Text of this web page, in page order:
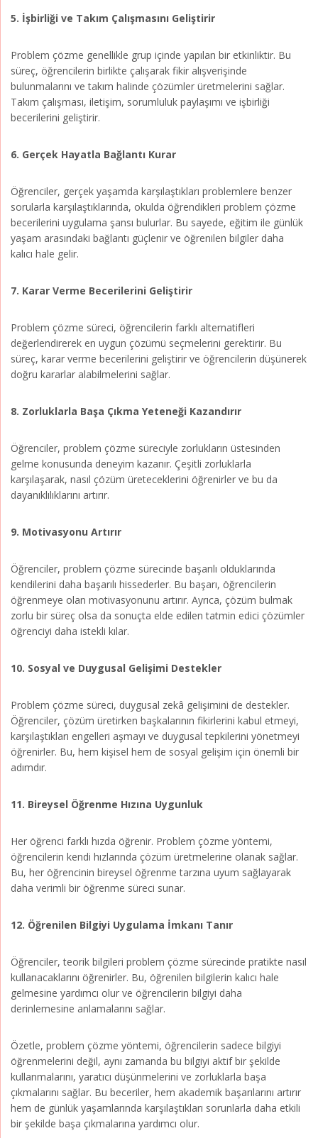
5. İşbirliği ve Takım Çalışmasını Geliştirir
Problem çözme genellikle grup içinde yapılan bir etkinliktir. Bu
süreç, öğrencilerin birlikte çalışarak fikir alışverişinde
bulunmalarını ve takım halinde çözümler üretmelerini sağlar.
Takım çalışması, iletişim, sorumluluk paylaşımı ve işbirliği
becerilerini geliştirir.
6. Gerçek Hayatla Bağlantı Kurar
Öğrenciler, gerçek yaşamda karşılaştıkları problemlere benzer
sorularla karşılaştıklarında, okulda öğrendikleri problem çözme
becerilerini uygulama şansı bulurlar. Bu sayede, eğitim ile günlük
yaşam arasındaki bağlantı güçlenir ve öğrenilen bilgiler daha
kalıcı hale gelir.
7. Karar Verme Becerilerini Geliştirir
Problem çözme süreci, öğrencilerin farklı alternatifleri
değerlendirerek en uygun çözümü seçmelerini gerektirir. Bu
süreç, karar verme becerilerini geliştirir ve öğrencilerin düşünerek
doğru kararlar alabilmelerini sağlar.
8. Zorluklarla Başa Çıkma Yeteneği Kazandırır
Öğrenciler, problem çözme süreciyle zorlukların üstesinden
gelme konusunda deneyim kazanır. Çeşitli zorluklarla
karşılaşarak, nasıl çözüm üreteceklerini öğrenirler ve bu da
dayanıklılıklarını artırır.
9. Motivasyonu Artırır
Öğrenciler, problem çözme sürecinde başarılı olduklarında
kendilerini daha başarılı hissederler. Bu başarı, öğrencilerin
öğrenmeye olan motivasyonunu artırır. Ayrıca, çözüm bulmak
zorlu bir süreç olsa da sonuçta elde edilen tatmin edici çözümler
öğrenciyi daha istekli kılar.
10. Sosyal ve Duygusal Gelişimi Destekler
Problem çözme süreci, duygusal zekâ gelişimini de destekler.
Öğrenciler, çözüm üretirken başkalarının fikirlerini kabul etmeyi,
karşılaştıkları engelleri aşmayı ve duygusal tepkilerini yönetmeyi
öğrenirler. Bu, hem kişisel hem de sosyal gelişim için önemli bir
adımdır.
11. Bireysel Öğrenme Hızına Uygunluk
Her öğrenci farklı hızda öğrenir. Problem çözme yöntemi,
öğrencilerin kendi hızlarında çözüm üretmelerine olanak sağlar.
Bu, her öğrencinin bireysel öğrenme tarzına uyum sağlayarak
daha verimli bir öğrenme süreci sunar.
12. Öğrenilen Bilgiyi Uygulama İmkanı Tanır
Öğrenciler, teorik bilgileri problem çözme sürecinde pratikte nasıl
kullanacaklarını öğrenirler. Bu, öğrenilen bilgilerin kalıcı hale
gelmesine yardımcı olur ve öğrencilerin bilgiyi daha
derinlemesine anlamalarını sağlar.
Özetle, problem çözme yöntemi, öğrencilerin sadece bilgiyi
öğrenmelerini değil, aynı zamanda bu bilgiyi aktif bir şekilde
kullanmalarını, yaratıcı düşünmelerini ve zorluklarla başa
çıkmalarını sağlar. Bu beceriler, hem akademik başarılarını artırır
hem de günlük yaşamlarında karşılaştıkları sorunlarla daha etkili
bir şekilde başa çıkmalarına yardımcı olur.